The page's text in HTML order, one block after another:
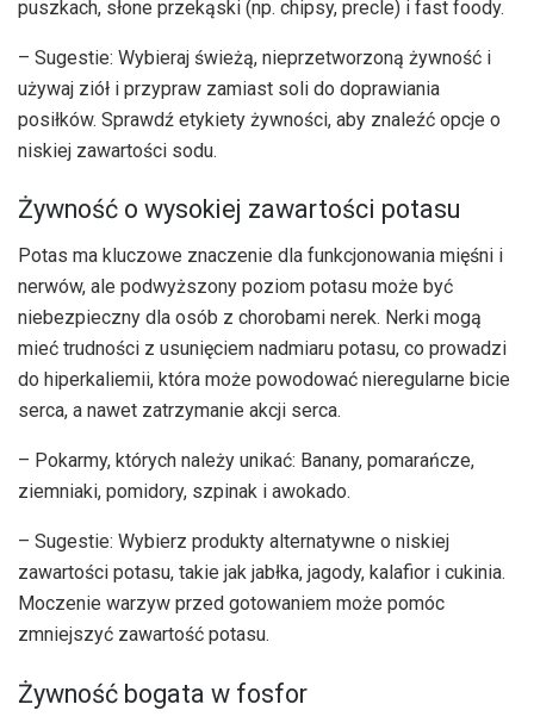
puszkach, słone przekąski (np. chipsy, precle) i fast foody.
– Sugestie: Wybieraj świeżą, nieprzetworzoną żywność i
używaj ziół i przypraw zamiast soli do doprawiania
posiłków. Sprawdź etykiety żywności, aby znaleźć opcje o
niskiej zawartości sodu.
Żywność o wysokiej zawartości potasu
Potas ma kluczowe znaczenie dla funkcjonowania mięśni i
nerwów, ale podwyższony poziom potasu może być
niebezpieczny dla osób z chorobami nerek. Nerki mogą
mieć trudności z usunięciem nadmiaru potasu, co prowadzi
do hiperkaliemii, która może powodować nieregularne bicie
serca, a nawet zatrzymanie akcji serca.
– Pokarmy, których należy unikać: Banany, pomarańcze,
ziemniaki, pomidory, szpinak i awokado.
– Sugestie: Wybierz produkty alternatywne o niskiej
zawartości potasu, takie jak jabłka, jagody, kalafior i cukinia.
Moczenie warzyw przed gotowaniem może pomóc
zmniejszyć zawartość potasu.
Żywność bogata w fosfor